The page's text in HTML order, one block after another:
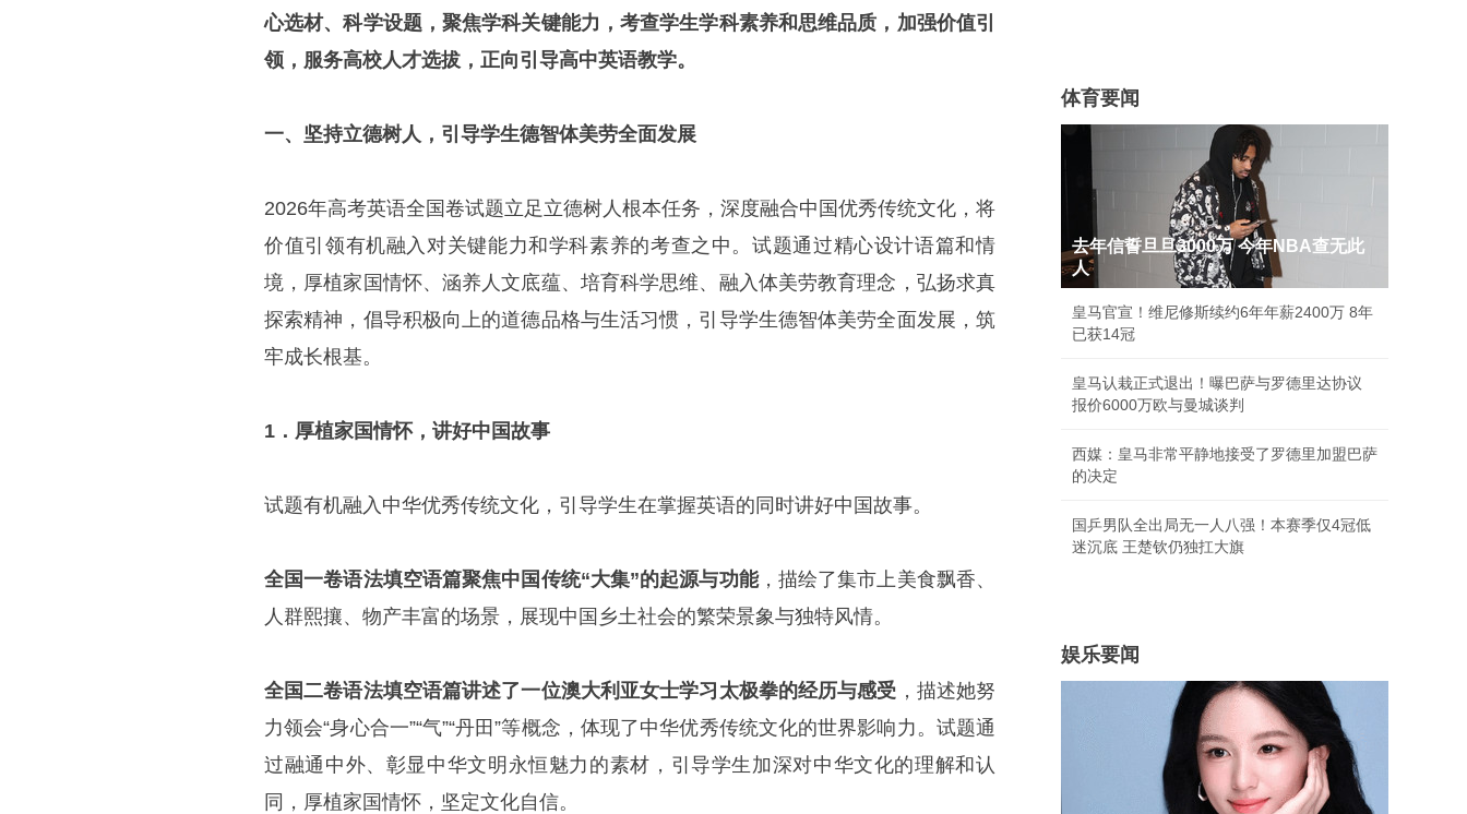
心选材、科学设题，聚焦学科关键能力，考查学生学科素养和思维品质，加强价值引
领，服务高校人才选拔，正向引导高中英语教学。
一、坚持立德树人，引导学生德智体美劳全面发展
2026年高考英语全国卷试题立足立德树人根本任务，深度融合中国优秀传统文化，将
价值引领有机融入对关键能力和学科素养的考查之中。试题通过精心设计语篇和情
境，厚植家国情怀、涵养人文底蕴、培育科学思维、融入体美劳教育理念，弘扬求真
探索精神，倡导积极向上的道德品格与生活习惯，引导学生德智体美劳全面发展，筑
牢成长根基。
1．厚植家国情怀，讲好中国故事
试题有机融入中华优秀传统文化，引导学生在掌握英语的同时讲好中国故事。
全国一卷语法填空语篇聚焦中国传统“大集”的起源与功能，描绘了集市上美食飘香、
人群熙攘、物产丰富的场景，展现中国乡土社会的繁荣景象与独特风情。
全国二卷语法填空语篇讲述了一位澳大利亚女士学习太极拳的经历与感受 ，描述她努
力领会“身心合一”“气”“丹田”等概念，体现了中华优秀传统文化的世界影响力。试题通
过融通中外、彰显中华文明永恒魅力的素材，引导学生加深对中华文化的理解和认
同，厚植家国情怀，坚定文化自信。
体育要闻
去年信誓旦旦3000万 今年NBA查无此
人
皇马官宣！维尼修斯续约6年年薪2400万 8年
已获14冠
皇马认栽正式退出！曝巴萨与罗德里达协议
报价6000万欧与曼城谈判
西媒：皇马非常平静地接受了罗德里加盟巴萨
的决定
国乒男队全出局无一人八强！本赛季仅4冠低
迷沉底 王楚钦仍独扛大旗
娱乐要闻